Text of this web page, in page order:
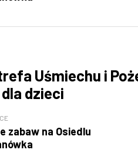
Uśmiechu i
dzieci
zabaw na Osiedlu